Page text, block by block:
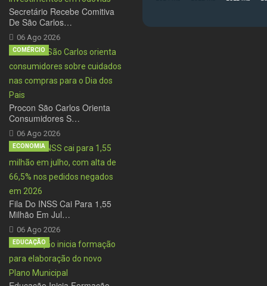
Secretário Recebe Comitiva
De São Carlos…
06 Ago 2026
Procon São Carlos Orienta
Consumidores S…
06 Ago 2026
COMÉRCIO
Fila Do INSS Cai Para 1,55
Milhão Em Jul…
06 Ago 2026
ECONOMIA
EDUCAÇÃO